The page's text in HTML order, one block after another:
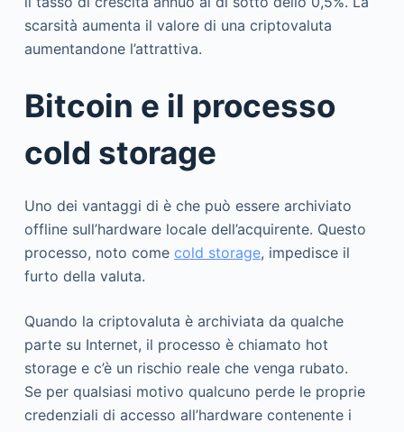
scarsità aumenta il valore di una criptovaluta
aumentandone l’attrattiva.
Bitcoin e il processo
cold storage
Uno dei vantaggi di è che può essere archiviato
offline sull’hardware locale dell’acquirente. Questo
processo, noto come cold storage, impedisce il
furto della valuta.
Quando la criptovaluta è archiviata da qualche
parte su Internet, il processo è chiamato hot
storage e c’è un rischio reale che venga rubato.
Se per qualsiasi motivo qualcuno perde le proprie
credenziali di accesso all’hardware contenente i